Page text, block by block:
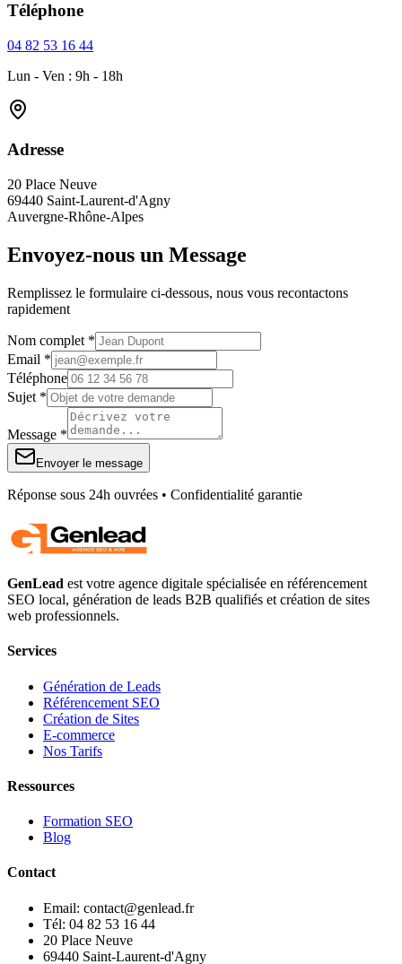
Téléphone
04 82 53 16 44
Lun - Ven : 9h - 18h
Adresse
20 Place Neuve
69440 Saint-Laurent-d'Agny
Auvergne-Rhône-Alpes
Envoyez-nous un Message
Remplissez le formulaire ci-dessous, nous vous recontactons
rapidement
Nom complet *
Email *
Téléphone
Sujet *
Message *
Envoyer le message
Réponse sous 24h ouvrées • Confidentialité garantie
GenLead est votre agence digitale spécialisée en référencement
SEO local, génération de leads B2B qualifiés et création de sites
web professionnels.
Services
Génération de Leads
Référencement SEO
Création de Sites
E-commerce
Nos Tarifs
Ressources
Formation SEO
Blog
Contact
Email: contact@genlead.fr
Tél: 04 82 53 16 44
20 Place Neuve
69440 Saint-Laurent-d'Agny